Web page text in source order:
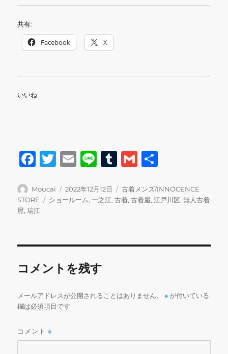
共有:
Facebook X
いいね:
F
c
e
o
k
T
it
te
E
ai
Li
e
T
m
bl
G
ai
l
投
稿
者
Moucai
投
稿
2022年12月12日
カ
テ
古着メンズ/INNOCENCE
STORE
タ
ショールーム,一之江,古着,古着屋,江戸川区,無人古着
屋,瑞江
コメントを残す
メールアドレスが公開されることはありません。 ※ が付いている
欄は必須項目です
コメント※